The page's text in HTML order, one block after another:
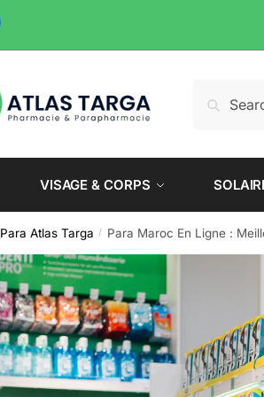
pour :
VISAGE & CORPS
Para Atlas Targa / Para Maroc En Ligne :